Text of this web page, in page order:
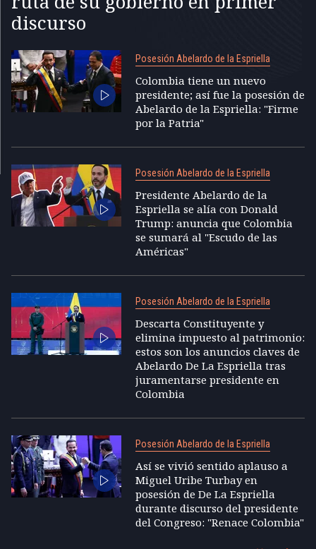
discurso
Posesión Abelardo de la Espriella
Colombia tiene un nuevo
presidente; así fue la posesión de
Abelardo de la Espriella: "Firme
por la Patria"
Posesión Abelardo de la Espriella
Presidente Abelardo de la
Espriella se alía con Donald
Trump: anuncia que Colombia
se sumará al "Escudo de las
Américas"
Posesión Abelardo de la Espriella
Descarta Constituyente y
elimina impuesto al patrimonio:
estos son los anuncios claves de
Abelardo De La Espriella tras
juramentarse presidente en
Colombia
Posesión Abelardo de la Espriella
Así se vivió sentido aplauso a
Miguel Uribe Turbay en
posesión de De La Espriella
durante discurso del presidente
del Congreso: "Renace Colombia"